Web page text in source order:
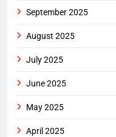
September 2025
August 2025
July 2025
June 2025
May 2025
April 2025